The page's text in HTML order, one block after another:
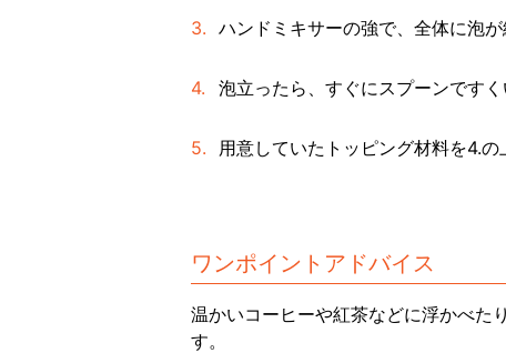
ハンドミキサーの強で、全体に泡
泡立ったら、すぐにスプーンですく
用意していたトッピング材料を4.
ワンポイントアドバイス
温かいコーヒーや紅茶などに浮かべた
す。